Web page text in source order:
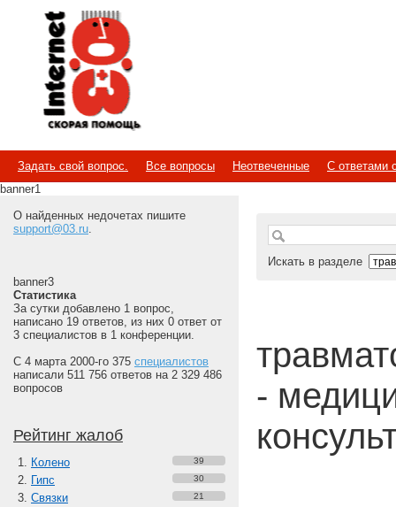
Internet
Скорая помощь
Задать свой вопрос. Все вопросы Неотвеченные
С ответами
banner1
О найденных недочетах пишите
support@03.ru.
banner3
Статистика
За сутки добавлено 1 вопрос,
написано 19 ответов, из них 0 ответ от
3 специалистов в 1 конференции.
С 4 марта 2000-го 375 специалистов
написали 511 756 ответов на 2 329 486
вопросов
Рейтинг жалоб
Колено 39
Гипс 30
Связки 21
Искать в разделе
-